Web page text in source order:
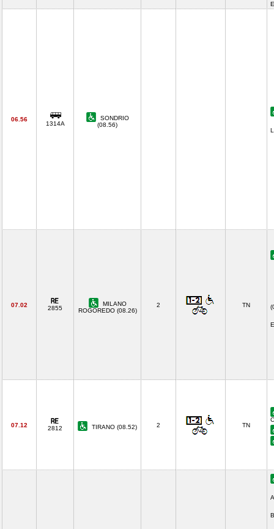
06.56
1314A
SONDRIO
(08.56)
07.02 2855
MILANO
ROGOREDO (08.26)
2 TN
07.12 2812 TIRANO (08.52) 2 TN